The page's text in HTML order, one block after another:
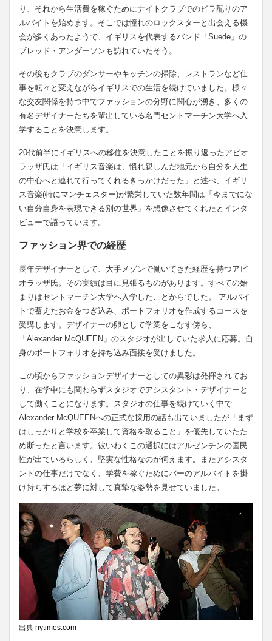
り、それから生活費を稼ぐためにナイトクラブでのビラ配りのア
ルバイトを始めます。そこでは憧れのロックスターと出会える機
会が多くあったようで、イギリスを代表するバンド「Suede」の
ブレッド・アンダーソンも訪れていたそう。
その後もクラブのダンサーやキッチンの掃除、レストランなど仕
事を転々と変えながらイギリスでの生活を続けていました。様々
な交友関係を持つ中でファッションの分野に関心が湧き、多くの
有名デザイナーたちを輩出している名門セントマーチン大学へ入
学することを決意します。
20代前半にイギリスへの移住を決意したことを振り返ったアピオ
ラッザ氏は「イギリス音楽は、慣れ親しんだ地元から自分を人生
の中心へと連れて行ってくれるきっかけだった」と述べ、イギリ
ス音楽(特にマンチェスター)が繁栄していた数年間は「今までにな
い自分自身を表現できる別の世界」を想像させてくれたとインタ
ビューで語っています。
ファッション界での経歴
長年デザイナーとして、大手メゾンで働いてきた経歴を持つアピ
オラッザ氏。その実績は目に見張るものがあります。すべての始
まりはセントマーチン大学へ入学したことからでした。 アルバイ
トで蓄えたお金をつぎ込み、ポートフォリオを作成するコースを
受講します。デザイナーの卵として学業をこなす傍ら、
「Alexander McQUEEN」のスタジオが出していた求人に応募。自
身のポートフォリオを持ち込み面接を受けました。
この頃からファッションデザイナーとしての異彩は発揮されてお
り、在学中にも関わらずスタジオでアシスタント・デザイナーと
して働くことになります。スタジオの仕事を続けていく中で
Alexander McQUEENへの正式な採用の話も出ていましたが「まず
はしっかりと学校を卒業して資格を取ること」を優先していたた
め断ったと言います。彼いわくこの選択にはアルゼンチンの国民
性が出ているらしく、堅実な性格なのが伺えます。またアシスタ
ントの仕事だけでなく、学費を稼ぐためにバーのアルバイトを掛
け持ちするほど夢に対して真摯な姿勢を見せていました。
出典 nytimes.com